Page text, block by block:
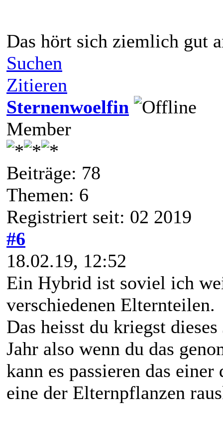
Das hört sich ziemlich gut
Suchen
Zitieren
Sternenwoelfin
Member
Beiträge: 78
Themen: 6
Registriert seit: 02 2019
#6
18.02.19, 12:52
Ein Hybrid ist soviel ich
verschiedenen Elternteilen.
Das heisst du kriegst
Jahr also wenn du das
kann es passieren das
eine der Elternpflanzen